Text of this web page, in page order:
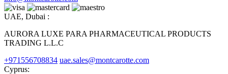
UAE, Dubai :
AURORA LUXE PARA PHARMACEUTICAL PRODUCTS
TRADING L.L.C
+971556708834 uae.sales@montcarotte.com
Cyprus: